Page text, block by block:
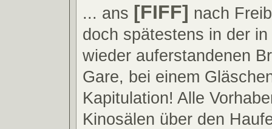
... ans [FIFF] nach
doch spätestens in der
wieder auferstandenen
Gare, bei einem
Kapitulation! Alle
Kinosälen über den